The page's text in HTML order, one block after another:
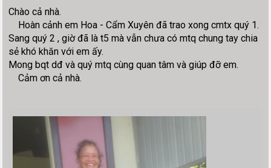
Chào cả nhà.
Hoàn cảnh em Hoa - Cẩm Xuyên đã trao xong cmtx quý 1.
Sang quý 2 , giờ đã là t5 mà vẫn chưa có mtq chung tay chia
sẻ khó khăn với em ấy.
Mong bqt dđ và quý mtq cùng quan tâm và giúp đỡ em.
Cảm ơn cả nhà.